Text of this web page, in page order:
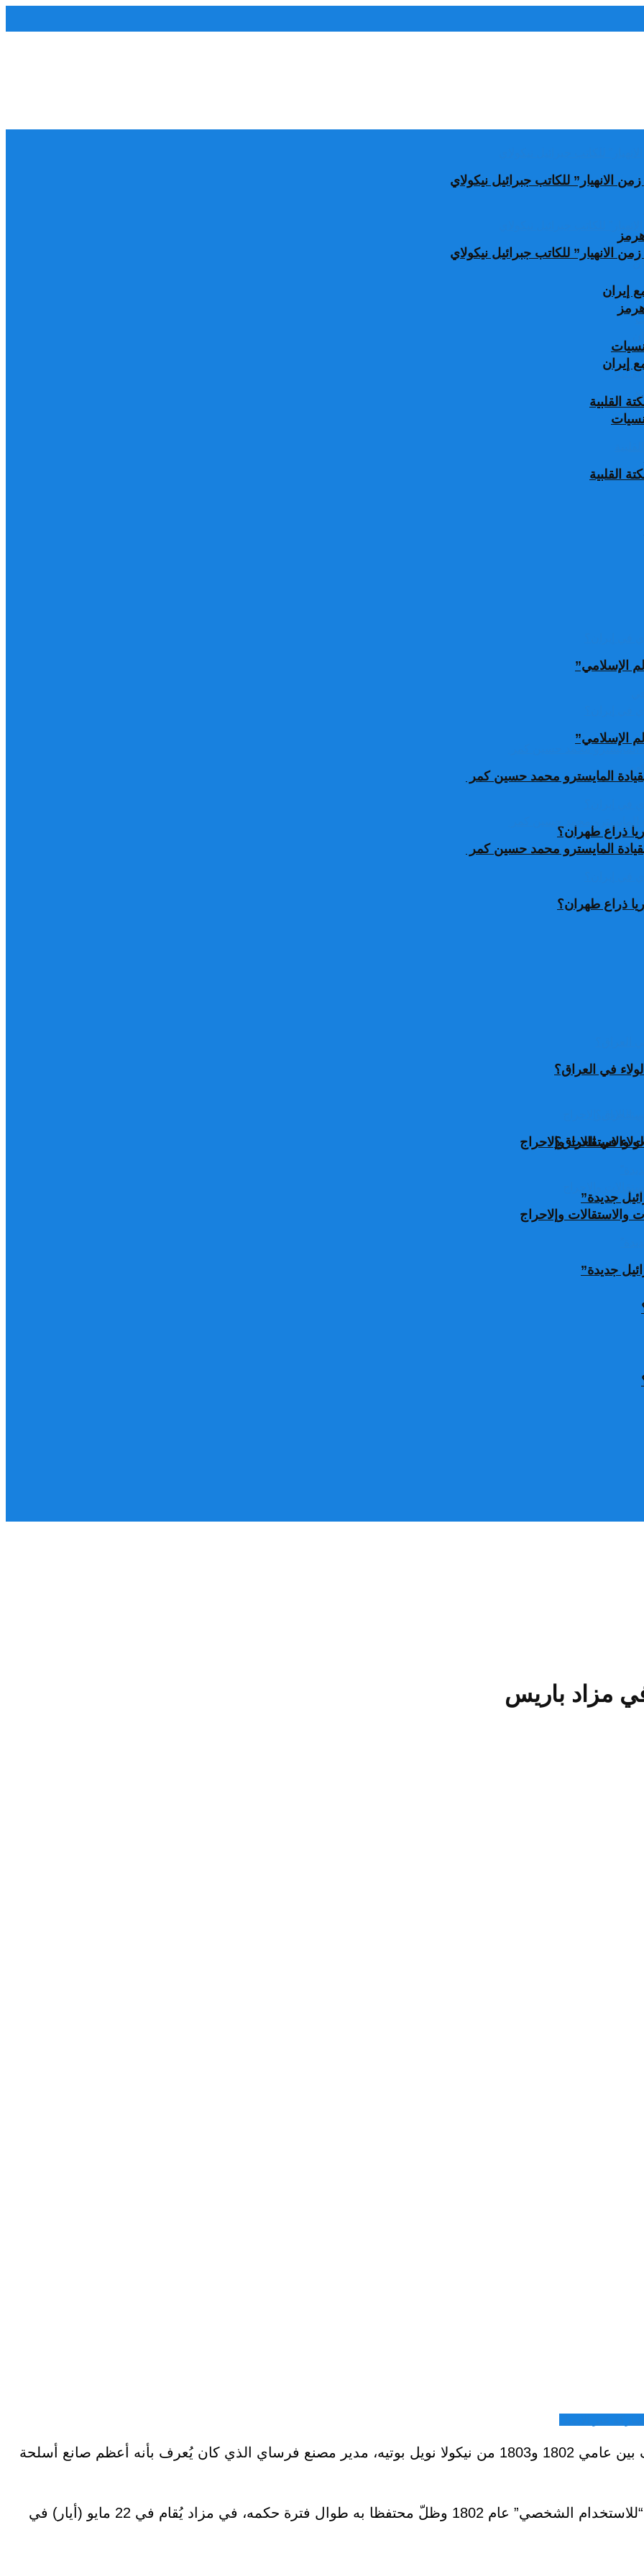
الانهيار” للكاتب جبرائيل نيكولاي
إيران
القلبية
الإسلامي”
المايسترو محمد حسين كمر
ذراع طهران؟
في العراق؟
وإلاحراج
جديدة”
الانهيار” للكاتب جبرائيل نيكولاي
إيران
القلبية
الإسلامي”
المايسترو محمد حسين كمر
ذراع طهران؟
في العراق؟
وإلاحراج
جديدة”
مزاد باريس
“بونابرت، القنصل الأول آنذاك، طلب تصنيع هذا السيف بين عامي 1802 و1803 من نيكولا نويل بوتيه، مدير مصنع فرساي الذي كان يُعرف بأنه أعظم صانع أسلحة
يُعرض سيف طلب الإمبراطور الفرنسي نابليون صنعه “للاستخدام الشخصي” عام 1802 وظلّ محتفظا به طوال فترة حكمه، في مزاد يُقام في 22 مايو (أيار) في